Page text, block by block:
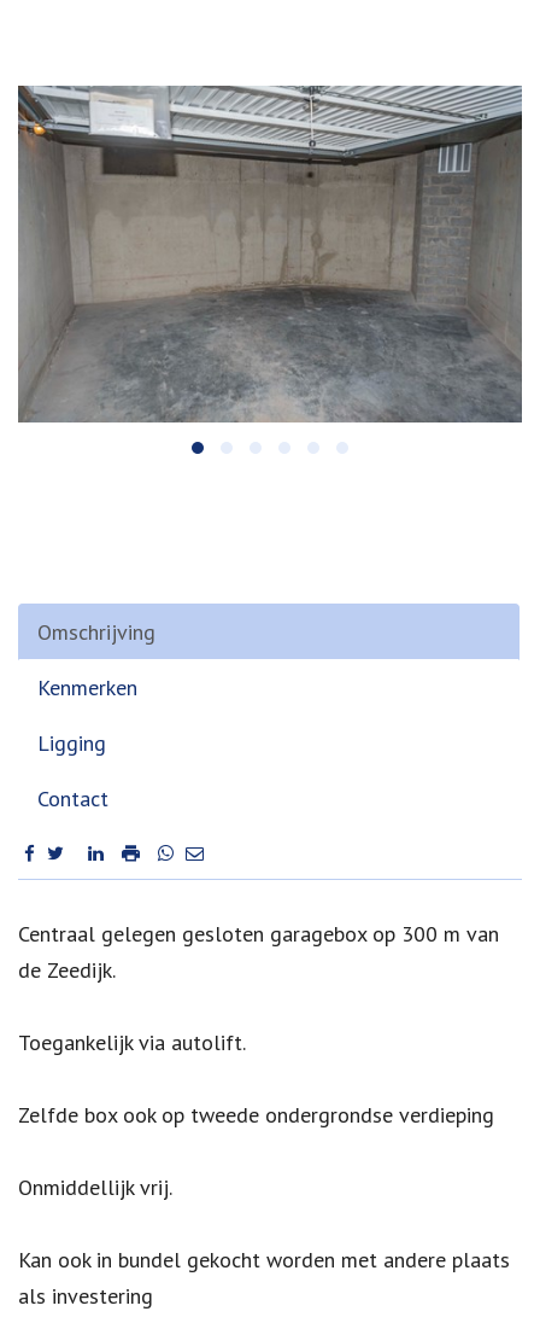
Omschrijving
Kenmerken
Ligging
Contact
Omschrijving
Centraal gelegen gesloten garagebox op 300 m van
de Zeedijk.
Toegankelijk via autolift.
Zelfde box ook op tweede ondergrondse verdieping
Onmiddellijk vrij.
Kan ook in bundel gekocht worden met andere plaats
als investering